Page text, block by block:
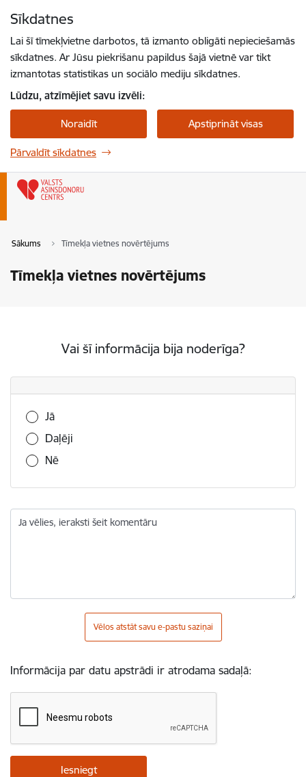
Sīkdatnes
Lai šī tīmekļvietne darbotos, tā izmanto obligāti nepieciešamās
sīkdatnes. Ar Jūsu piekrišanu papildus šajā vietnē var tikt
izmantotas statistikas un sociālo mediju sīkdatnes.
Lūdzu, atzīmējiet savu izvēli:
Noraidīt Apstiprināt visas
Pārvaldīt sīkdatnes
Sākums Tīmekļa vietnes novērtējums
Tīmekļa vietnes novērtējums
Vai šī informācija bija noderīga?
Vai šī informācija bija noderīga?
Jā
Daļēji
Nē
Ja vēlies, ieraksti šeit komentāru
Vēlos atstāt savu e-pastu saziņai
Informācija par datu apstrādi ir atrodama sadaļā: